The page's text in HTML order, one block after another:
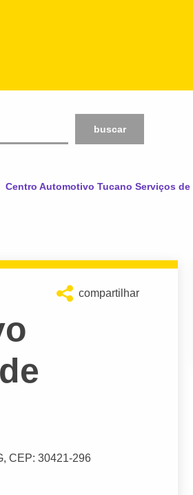
buscar
Atual:
Centro Automotivo Tucano Serviços de
compartilhar
CEP: 30421-296